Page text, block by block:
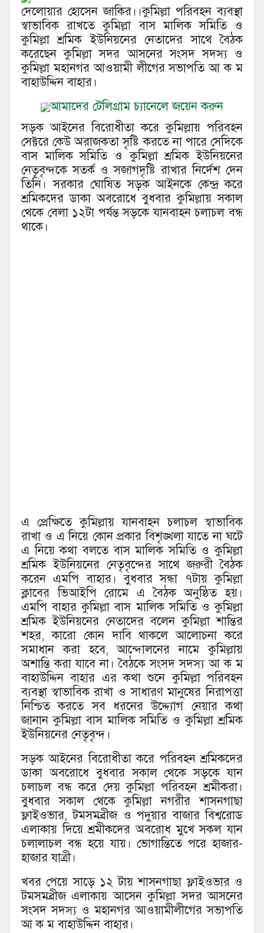
দেলোয়ার হোসেন জাকির।।কুমিল্লা পরিবহন ব্যবস্থা
স্বাভাবিক রাখতে কুমিল্লা বাস মালিক সমিতি ও
কুমিল্লা শ্রমিক ইউনিয়নের নেতাদের সাথে বৈঠক
করেছেন কুমিল্লা সদর আসনের সংসদ সদস্য ও
কুমিল্লা মহানগর আওয়ামী লীগের সভাপতি আ ক ম
বাহাউদ্দিন বাহার।
আমাদের টেলিগ্রাম চ্যানেলে জয়েন করুন
সড়ক আইনের বিরোধীতা করে কুমিল্লায় পরিবহন
সেক্টরে কেউ অরাজকতা সৃষ্টি করতে না পারে সেদিকে
বাস মালিক সমিতি ও কুমিল্লা শ্রমিক ইউনিয়নের
নেতৃবৃন্দকে সতর্ক ও সজাগদৃষ্টি রাখার নির্দেশ দেন
তিনি। সরকার ঘোষিত সড়ক আইনকে কেন্দ্র করে
শ্রমিকদের ডাকা অবরোধে বুধবার কুমিল্লায় সকাল
থেকে বেলা ১২টা পর্যন্ত সড়কে যানবাহন চলাচল বন্ধ
থাকে।
এ প্রেক্ষিতে কুমিল্লায় যানবাহন চলাচল স্বাভাবিক
রাখা ও এ নিয়ে কোন প্রকার বিশৃঙ্খলা যাতে না ঘটে
এ নিয়ে কথা বলতে বাস মালিক সমিতি ও কুমিল্লা
শ্রমিক ইউনিয়নের নেতৃবৃন্দের সাথে জরুরী বৈঠক
করেন এমপি বাহার। বুধবার সন্ধা ৭টায় কুমিল্লা
ক্লাবের ভিআইপি রোমে এ বৈঠক অনুষ্ঠিত হয়।
এমপি বাহার কুমিল্লা বাস মালিক সমিতি ও কুমিল্লা
শ্রমিক ইউনিয়নের নেতাদের বলেন কুমিল্লা শান্তির
শহর, কারো কোন দাবি থাকলে আলোচনা করে
সমাধান করা হবে, আন্দোলনের নামে কুমিল্লায়
অশান্তি করা যাবে না। বৈঠকে সংসদ সদস্য আ ক ম
বাহাউদ্দিন বাহার এর কথা শুনে কুমিল্লা পরিবহন
ব্যবস্থা স্বাভাবিক রাখা ও সাধারণ মানুষের নিরাপত্তা
নিশ্চিত করতে সব ধরনের উদ্দ্যোগ নেয়ার কথা
জানান কুমিল্লা বাস মালিক সমিতি ও কুমিল্লা শ্রমিক
ইউনিয়নের নেতৃবৃন্দ।
সড়ক আইনের বিরোধীতা করে পরিবহন শ্রমিকদের
ডাকা অবরোধে বুধবার সকাল থেকে সড়কে যান
চলাচল বন্ধ করে দেয় কুমিল্লা পরিবহন শ্রমীকরা।
বুধবার সকাল থেকে কুমিল্লা নগরীর শাসনগাছা
ফ্লাইওভার, টমসমব্রীজ ও পদুয়ার বাজার বিশ্বরোড
এলাকায় দিয়ে শ্রমীকদের অবরোধ মুখে সকল যান
চলালাচল বন্ধ হয়ে যায়। ভোগান্তিতে পরে হাজার-
হাজার যাত্রী।
খবর পেয়ে সাড়ে ১২ টায় শাসনগাছা ফ্লাইওভার ও
টমসমব্রীজ এলাকায় আসেন কুমিল্লা সদর আসনের
সংসদ সদস্য ও মহানগর আওয়ামীলীগের সভাপতি
আ ক ম বাহাউদ্দিন বাহার।